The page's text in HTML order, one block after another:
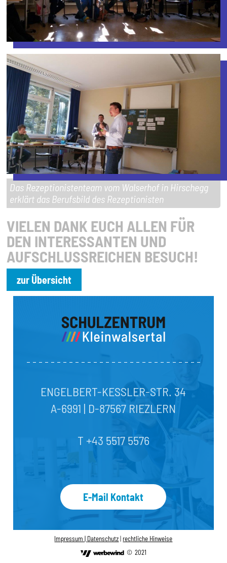
Das Rezeptionistenteam vom Walserhof in Hirschegg
erklärt das Berufsbild des Rezeptionisten
VIELEN DANK EUCH ALLEN FÜR
DEN INTERESSANTEN UND
AUFSCHLUSSREICHEN BESUCH!
zur Übersicht
ENGELBERT-KESSLER-STR. 34
A-6991 | D-87567 RIEZLERN
T +43 5517 5576
E-Mail Kontakt
Impressum | Datenschutz|rechtliche Hinweise
© 2021